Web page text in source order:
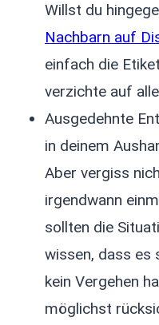
Willst du
Nachbarn auf
einfach die
verzichte auf
Ausgedehnte
in deinem
Aber vergiss
irgendwann
sollten die
wissen, dass es
kein Vergehen
möglichst